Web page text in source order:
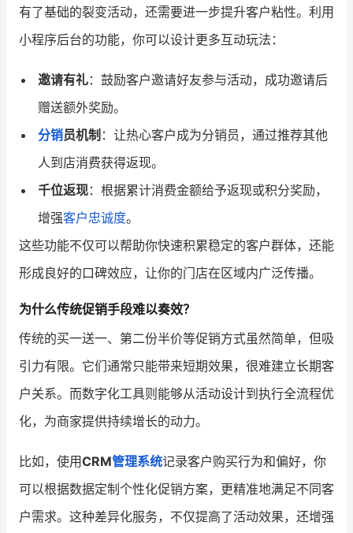
有了基础的裂变活动，还需要进一步提升客户粘性。利用
小程序后台的功能，你可以设计更多互动玩法：
邀请有礼：鼓励客户邀请好友参与活动，成功邀请后
赠送额外奖励。
分销员机制 ：让热心客户成为分销员，通过推荐其他
人到店消费获得返现。
千位返现：根据累计消费金额给予返现或积分奖励，
增强客户忠诚度。
这些功能不仅可以帮助你快速积累稳定的客户群体，还能
形成良好的口碑效应，让你的门店在区域内广泛传播。
为什么传统促销手段难以奏效？
传统的买一送一、第二份半价等促销方式虽然简单，但吸
引力有限。它们通常只能带来短期效果，很难建立长期客
户关系。而数字化工具则能够从活动设计到执行全流程优
化，为商家提供持续增长的动力。
比如，使用CRM管理系统记录客户购买行为和偏好，你
可以根据数据定制个性化促销方案，更精准地满足不同客
户需求。这种差异化服务，不仅提高了活动效果，还增强